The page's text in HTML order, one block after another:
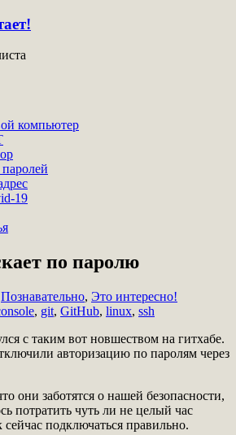
компьютер
19
по паролю
Познавательно, Это интересно!
, git, GitHub, linux, ssh
с таким вот новшеством на гитхабе.
авторизацию по паролям через
они заботятся о нашей безопасности,
потратить чуть ли не целый час
сейчас подключаться правильно.